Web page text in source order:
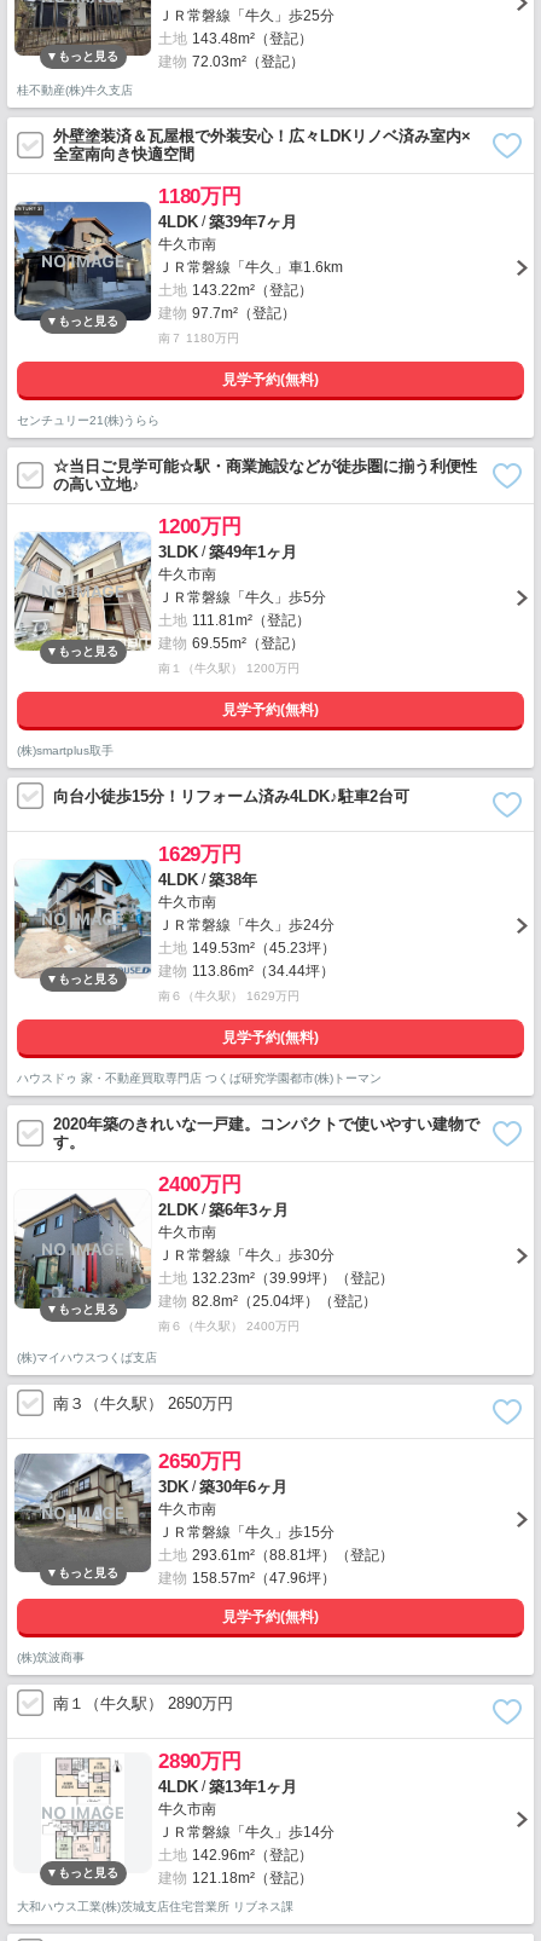
ＪＲ常磐線「牛久」歩25分
土地 143.48m²（登記）
建物 72.03m²（登記）
桂不動産(株)牛久支店
外壁塗装済＆瓦屋根で外装安心！広々LDKリノベ済み室内×
全室南向き快適空間
1180万円
4LDK /築39年7ヶ月
牛久市南
ＪＲ常磐線「牛久」車1.6km
土地 143.22m²（登記）
建物 97.7m²（登記）
南７ 1180万円
見学予約(無料)
センチュリー21(株)うらら
☆当日ご見学可能☆駅・商業施設などが徒歩圏に揃う利便性
の高い立地♪
1200万円
3LDK /築49年1ヶ月
牛久市南
ＪＲ常磐線「牛久」歩5分
土地 111.81m²（登記）
建物 69.55m²（登記）
南１（牛久駅） 1200万円
見学予約(無料)
(株)smartplus取手
向台小徒歩15分！リフォーム済み4LDK♪駐車2台可
1629万円
4LDK /築38年
牛久市南
ＪＲ常磐線「牛久」歩24分
土地 149.53m²（45.23坪）
建物 113.86m²（34.44坪）
南６（牛久駅） 1629万円
見学予約(無料)
ハウスドゥ 家・不動産買取専門店 つくば研究学園都市(株)トーマン
2020年築のきれいな一戸建。コンパクトで使いやすい建物で
す。
2400万円
2LDK /築6年3ヶ月
牛久市南
ＪＲ常磐線「牛久」歩30分
土地 132.23m²（39.99坪）（登記）
建物 82.8m²（25.04坪）（登記）
南６（牛久駅） 2400万円
(株)マイハウスつくば支店
南３（牛久駅） 2650万円
2650万円
3DK /築30年6ヶ月
牛久市南
ＪＲ常磐線「牛久」歩15分
土地 293.61m²（88.81坪）（登記）
建物 158.57m²（47.96坪）
見学予約(無料)
(株)筑波商事
南１（牛久駅） 2890万円
2890万円
4LDK /築13年1ヶ月
牛久市南
ＪＲ常磐線「牛久」歩14分
土地 142.96m²（登記）
建物 121.18m²（登記）
大和ハウス工業(株)茨城支店住宅営業所 リブネス課